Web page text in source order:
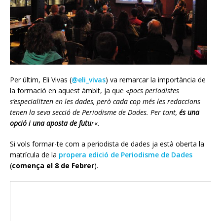
Per últim, Eli Vivas (@eli_vivas) va remarcar la importància de
la formació en aquest àmbit, ja que «pocs periodistes
s’especialitzen en les dades, però cada cop més les redaccions
tenen la seva secció de Periodisme de Dades. Per tant, és una
opció i una aposta de futur«.
Si vols formar-te com a periodista de dades ja està oberta la
matrícula de la propera edició de Periodisme de Dades
(comença el 8 de Febrer).